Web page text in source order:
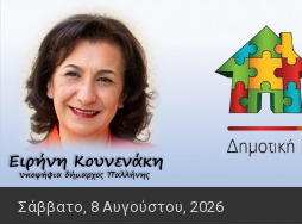
c
o
Σάββατο, 8 Αυγούστου, 2026